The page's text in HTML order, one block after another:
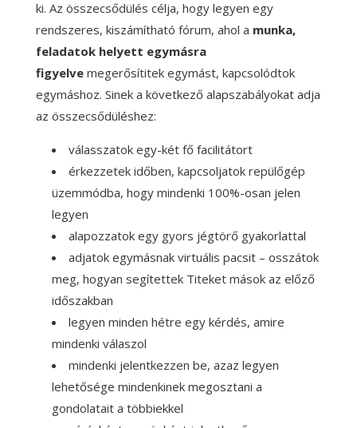
ki. Az összecsődülés célja, hogy legyen egy
rendszeres, kiszámítható fórum, ahol a munka,
feladatok helyett egymásra
figyelve megerősítitek egymást, kapcsolódtok
egymáshoz. Sinek a következő alapszabályokat adja
az összecsődüléshez:
válasszatok egy-két fő facilitátort
érkezzetek időben, kapcsoljatok repülőgép
üzemmódba, hogy mindenki 100%-osan jelen
legyen
alapozzatok egy gyors jégtörő gyakorlattal
adjatok egymásnak virtuális pacsit – osszátok
meg, hogyan segítettek Titeket mások az előző
időszakban
legyen minden hétre egy kérdés, amire
mindenki válaszol
mindenki jelentkezzen be, azaz legyen
lehetősége mindenkinek megosztani a
gondolatait a többiekkel